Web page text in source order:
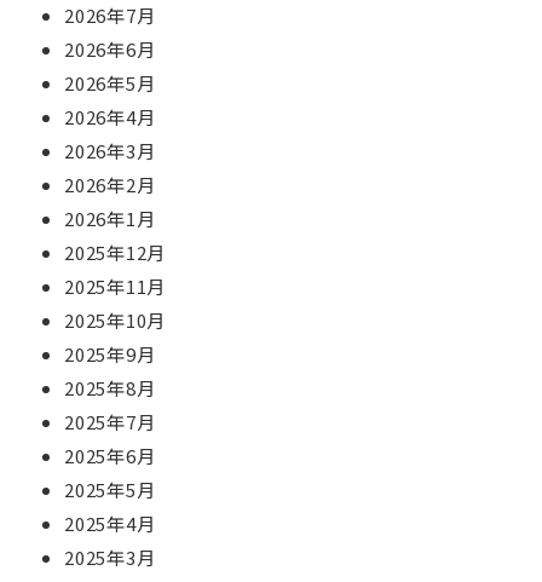
2026年7月
2026年6月
2026年5月
2026年4月
2026年3月
2026年2月
2026年1月
2025年12月
2025年11月
2025年10月
2025年9月
2025年8月
2025年7月
2025年6月
2025年5月
2025年4月
2025年3月